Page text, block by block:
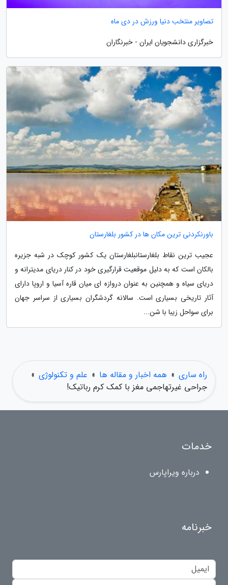
تصاویر منتخب دنیا ورزش در دی ماه
خبرگزاری دانشجویان ایران - خبرنگاران
باورنکردنی ترین مکان ها در کشور بلغارستان
عجیب ترین نقاط بلغارستانبلغارستان یک کشور کوچک در شبه جزیره
بالکان است که به دلیل موقعیت قرارگیری خود در کنار دریای مدیترانه و
دریای سیاه و همچنین به عنوان دروازه ای میان قاره آسیا و اروپا دارای
آثار تاریخی بسیاری است. سالانه گردشگران بسیاری از سراسر جهان
برای سواحل زیبا با شن...
راه ساری » همه اخبار و مقاله ها » علم و تکنولوژی »
جراحی غیرتهاجمی مغز با کمک کرم رباتیک!
خدمات
درباره ویراپارس
خبرنامه